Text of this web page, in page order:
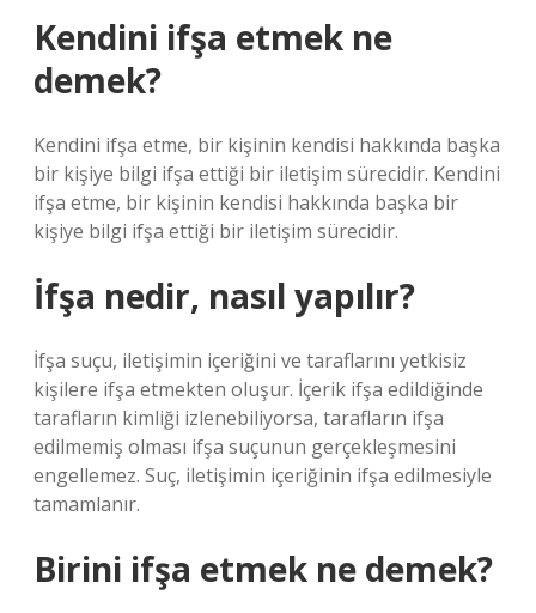
Kendini ifşa etmek ne
demek?
Kendini ifşa etme, bir kişinin kendisi hakkında başka
bir kişiye bilgi ifşa ettiği bir iletişim sürecidir. Kendini
ifşa etme, bir kişinin kendisi hakkında başka bir
kişiye bilgi ifşa ettiği bir iletişim sürecidir.
İfşa nedir, nasıl yapılır?
İfşa suçu, iletişimin içeriğini ve taraflarını yetkisiz
kişilere ifşa etmekten oluşur. İçerik ifşa edildiğinde
tarafların kimliği izlenebiliyorsa, tarafların ifşa
edilmemiş olması ifşa suçunun gerçekleşmesini
engellemez. Suç, iletişimin içeriğinin ifşa edilmesiyle
tamamlanır.
Birini ifşa etmek ne demek?